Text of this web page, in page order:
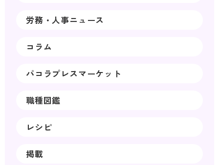
労務・人事ニュース
コラム
パコラプレスマーケット
職種図鑑
レシピ
掲載